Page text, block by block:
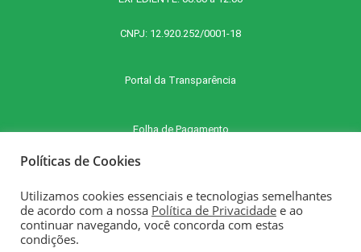
CNPJ: 12.920.252/0001-18
Portal da Transparência
Folha de Pagamento
E-SIC - Serviço Eletrônico de Informações ao Cidadão
Políticas de Cookies
Utilizamos cookies essenciais e tecnologias semelhantes
de acordo com a nossa Política de Privacidade e ao
continuar navegando, você concorda com estas
condições.